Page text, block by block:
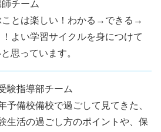
チーム
ことは楽しい！わかる→できる→
よい学習サイクルを身につけて
思っています。
験指導部チーム
予備校備校で過ごして見てきた、
生活の過ごし方のポイントや、保